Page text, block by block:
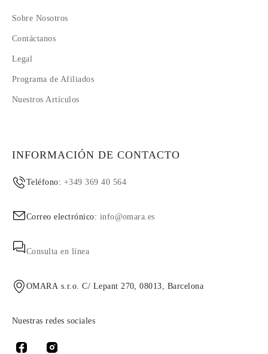
Sobre Nosotros
Contáctanos
Legal
Programa de Afiliados
Nuestros Artículos
INFORMACIÓN DE CONTACTO
Teléfono: +349 369 40 564
Correo electrónico: info@omara.es
Consulta en línea
OMARA s.r.o. C/ Lepant 270, 08013, Barcelona
Nuestras redes sociales